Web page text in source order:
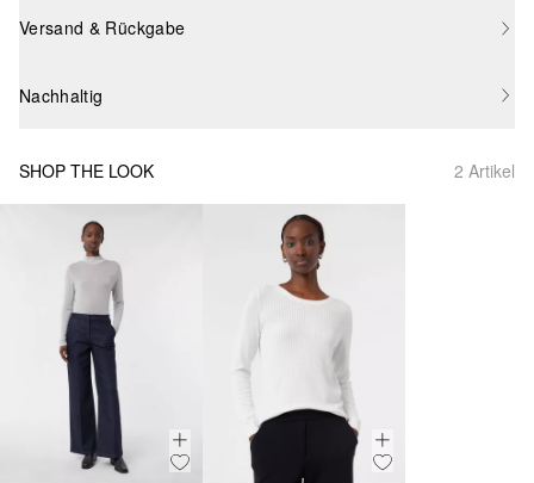
Versand & Rückgabe
Nachhaltig
SHOP THE LOOK 2 Artikel